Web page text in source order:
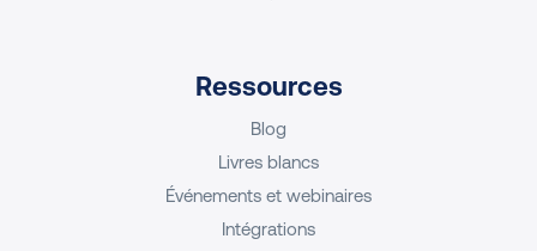
Ressources
Blog
Livres blancs
Événements et webinaires
Intégrations